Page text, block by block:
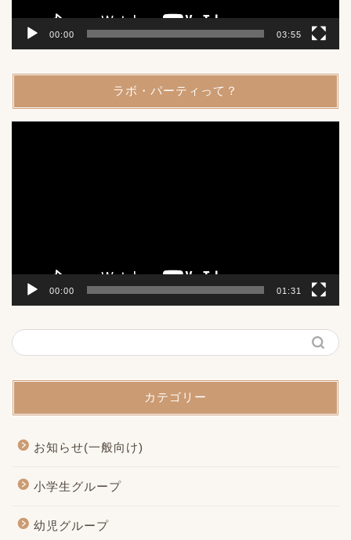
00:00 03:55
ラボ・パーティって？
00:00 01:31
カテゴリー
お知らせ(一般向け)
小学生グループ
幼児グループ